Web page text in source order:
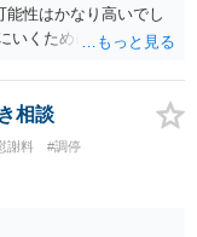
能性はかなり高いでし
いくためにも弁護士委
相談
謝料
#調停